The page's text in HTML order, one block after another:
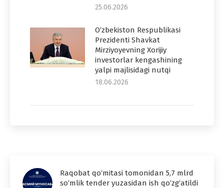
25.06.2026
O‘zbekiston Respublikasi
Prezidenti Shavkat
Mirziyoyevning Xorijiy
investorlar kengashining
yalpi majlisidagi nutqi
18.06.2026
Raqobat qo‘mitasi tomonidan 5,7 mlrd
so‘mlik tender yuzasidan ish qo‘zg‘atildi